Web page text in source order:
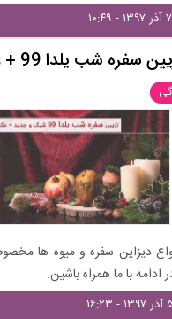
۷ آذر ۱۳۹۷ - ۱۰:۴۹
سفره شب یلدا 99 + عکس
با ما همراه باشین.
۵ آذر ۱۳۹۷ - ۱۶:۲۳